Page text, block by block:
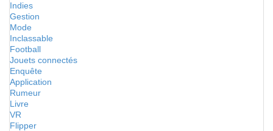
Indies
Gestion
Mode
Inclassable
Football
Jouets connectés
Enquête
Application
Rumeur
Livre
VR
Flipper